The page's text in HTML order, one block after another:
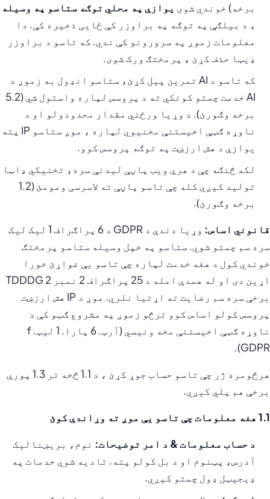
برخه) خوندي شوی یوازې په محلي توګه ستاسو په وسیله
، د بیلګې په توګه په براوزر کې ځایی ذخیره کې. دا
معلومات زموږ په سرورونو کې ندي. که تاسو د براوزر
ډیټا حذف کړئ ، پرمختګ ورک شوی.
که تاسو د AI تمرین پیل کړئ، ستاسو انډول به زموږ د
AI خدمت چمتو کونکي ته د پروسس لپاره واستول شي (5.2
برخه وګورئ). د وړیا ورځني مقدار محدودولو او د
ناوړه ګټې اخیستنې مخنیوي لپاره ، موږ ستاسو IP پته
یوازې د هش ارزښت په توګه پروسس کوو.
لکه څنګه چې د هرې ویب پاڼې لیدنې سره، تخنیکي ډاټا
تولید کیږي کله چې تاسو پاڼې ته لاسرسی ومومئ (1.2
برخه وګورئ).
قانوني اساس:
وړیا دندې د GDPR د 6 پراګراف 1 لیک لیک
سره سم چمتو شوي. ستاسو په خپل وسیله ستاسو پرمختګ
خوندي کول د هغه خدمت لپاره چې تاسو یې غواړئ خورا
اړین دی او له همدې امله د 25 پراګراف 2 نمبر 2 TDDDG
برخې سره سم رضایت ته اړتیا نلري. موږ د IP هش ارزښت
پروسس کولو اساس کوو ترڅو زموږ په مشروع ګټو کې د
ناوړه ګټې اخیستنې مخه ونیسي (آرټ. 6 پارا. 1 لیټ. f
GDPR).
هرڅومره ژر چې تاسو حساب جوړ کړئ ، د 1.1 څخه تر 1.3 پورې
برخې هم پلي کیږي.
1.1 هغه معلومات چې تاسو یې موږ ته وړاندې کوئ
د حساب معلومات & د امر توضیحات: نوم، بریښنالیک
آدرس، پټنوم او د بل کولو پته. تادیه شوي خدمات په
ډیجیټل ډول چمتو کیږي.